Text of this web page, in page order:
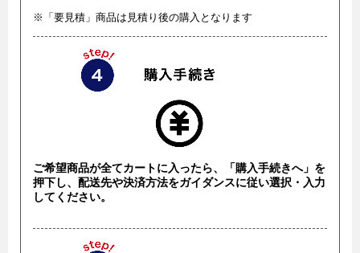
※「要見積」商品は見積り後の購入となります
ご希望商品が全てカートに入ったら、「購入手続きへ」を
押下し、配送先や決済方法をガイダンスに従い選択・入力
してください。